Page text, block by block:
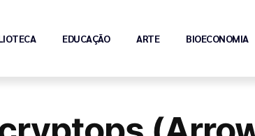
EDUCAÇÃO ARTE BIOECONOMIA